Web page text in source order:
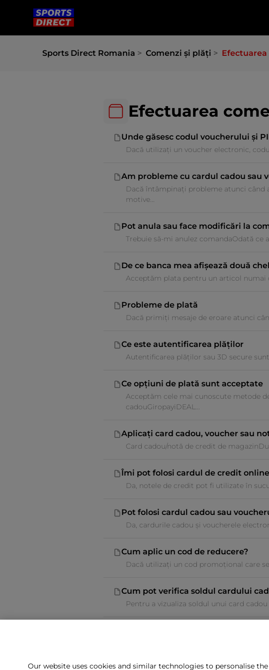
Sports Direct Romania Comenzi și plăți
Efectuarea
Unde găsesc codul voucherului și
Dacă utilizați un voucher electronic,
Am probleme cu cardul cadou sau
Dacă întâmpinați probleme atunci când
motive...
Pot anula sau face modificări la
Trebuie să-mi anulez comandaOdată ce
De ce banca mea afișează două
Acceptăm plata pentru un articol numai
Probleme de plată
Dacă primiți mesaje de eroare atunci
Ce este autentificarea plăților
Autentificarea plăților sau 3D secure
Ce opțiuni de plată sunt acceptate
Acceptăm cele mai cunoscute metode
cadouGiropayiDEAL...
Aplicați card cadou, voucher sau
Card cadou/notă de credit de
Îmi pot folosi cardul de credit
Da, notele de credit pot fi utilizate în
Pot folosi cardul cadou sau
Da, cardurile cadou și voucherele
Cum aplic un cod de reducere?
Dacă utilizați un cod promoțional care
Cum pot verifica soldul cardului
Pentru a vizualiza soldul unui card
Our website uses cookies and similar technologies to personalise